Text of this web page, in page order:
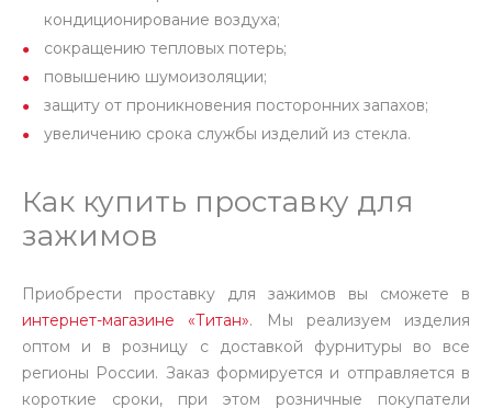
кондиционирование воздуха;
сокращению тепловых потерь;
повышению шумоизоляции;
защиту от проникновения посторонних запахов;
увеличению срока службы изделий из стекла.
Как купить проставку для
зажимов
Приобрести проставку для зажимов вы сможете в
интернет-магазине «Титан». Мы реализуем изделия
оптом и в розницу с доставкой фурнитуры во все
регионы России. Заказ формируется и отправляется в
короткие сроки, при этом розничные покупатели